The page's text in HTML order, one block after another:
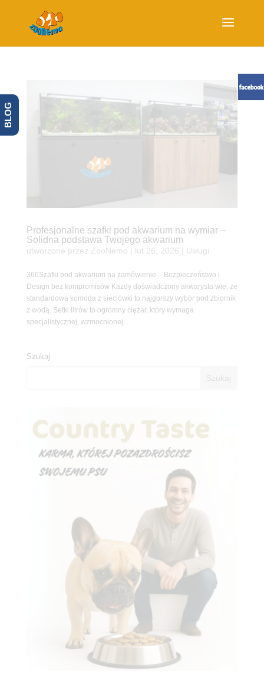
Profesjonalne szafki pod akwarium na wymiar –
Solidna podstawa Twojego akwarium
utworzone przez ZooNemo lut 26, 2026 Usługi
366Szafki pod akwarium na zamówienie – Bezpieczeństwo i
Design bez kompromisów Każdy doświadczony akwarysta wie, że
standardowa komoda z sieciówki to najgorszy wybór pod zbiornik
z wodą. Setki litrów to ogromny ciężar, który wymaga
specjalistycznej, wzmocnionej...
Szukaj
BLOG